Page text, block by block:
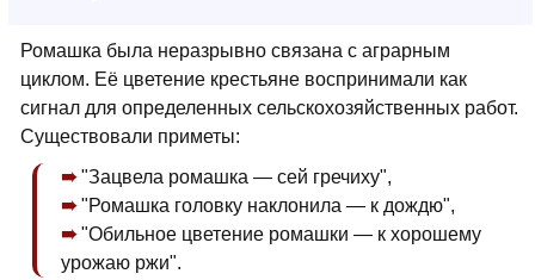
Ромашка была неразрывно связана с аграрным
циклом. Её цветение крестьяне воспринимали как
сигнал для определенных сельскохозяйственных работ.
Существовали приметы:
"Зацвела ромашка — сей гречиху",
"Ромашка головку наклонила — к дождю",
"Обильное цветение ромашки — к хорошему
урожаю ржи".